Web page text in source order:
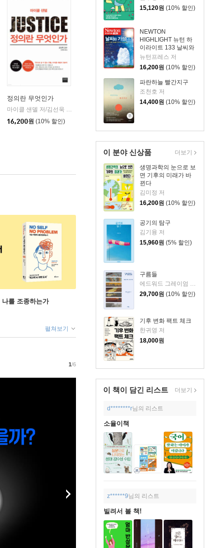
15,120원 (10% 할인)
NEWTON
HIGHLIGHT 뉴턴 하
이라이트 133 날씨와
기상
뉴턴프레스 저
16,200원 (10% 할인)
파란하늘 빨간지구
조천호 저
14,400원 (10% 할인)
이 분야 신상품
생명과학의 눈으로 보
면 기후의 미래가 바
뀐다
김미정 저
16,200원 (10% 할인)
공기의 탐구
김기융 저
15,960원 (5% 할인)
구름들
29,700원 (10% 할인)
기후 변화 팩트 체크
한귀영 저
18,000원
더보기
이 책이 담긴 리스트 더보기
d********r님의 리스트
소율이책
z******9님의 리스트
빌려서 볼 책!
을유문화사
정의란 무엇인가
마이클 샌델 저/김선욱 감수/김명철 역 | 와이즈베리
16,200원 (10% 할인)
를 조종하는가
펼쳐보기
1/6